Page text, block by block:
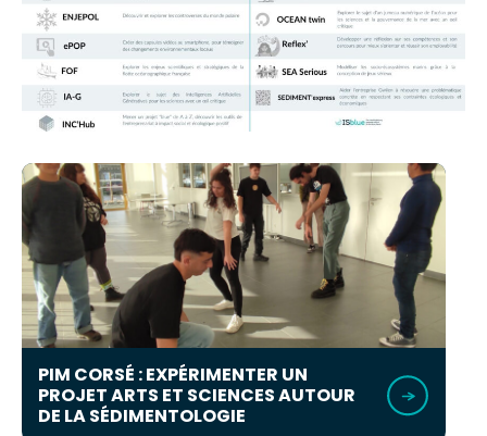
PIM CORSÉ : EXPÉRIMENTER UN
PROJET ARTS ET SCIENCES AUTOUR
DE LA SÉDIMENTOLOGIE